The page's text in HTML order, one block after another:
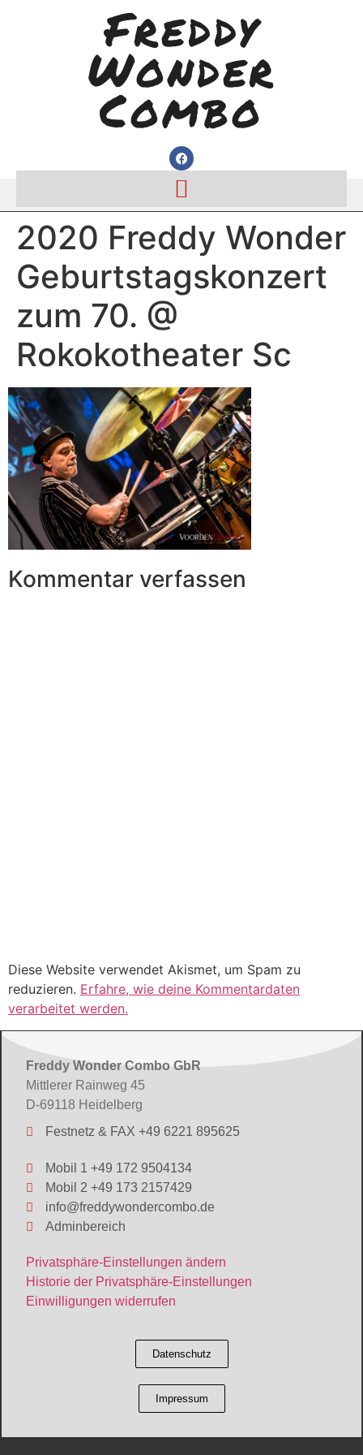
Freddy
Wonder
Combo
2020 Freddy Wonder
Geburtstagskonzert
zum 70. @
Rokokotheater Sc
Kommentar verfassen
Diese Website verwendet Akismet, um Spam zu
reduzieren. Erfahre, wie deine Kommentardaten
verarbeitet werden.
Freddy Wonder Combo GbR
Mittlerer Rainweg 45
D-69118 Heidelberg
Festnetz & FAX +49 6221 895625
Mobil 1 +49 172 9504134
Mobil 2 +49 173 2157429
info@freddywondercombo.de
Adminbereich
Privatsphäre-Einstellungen ändern
Historie der Privatsphäre-Einstellungen
Einwilligungen widerrufen
Datenschutz
Impressum